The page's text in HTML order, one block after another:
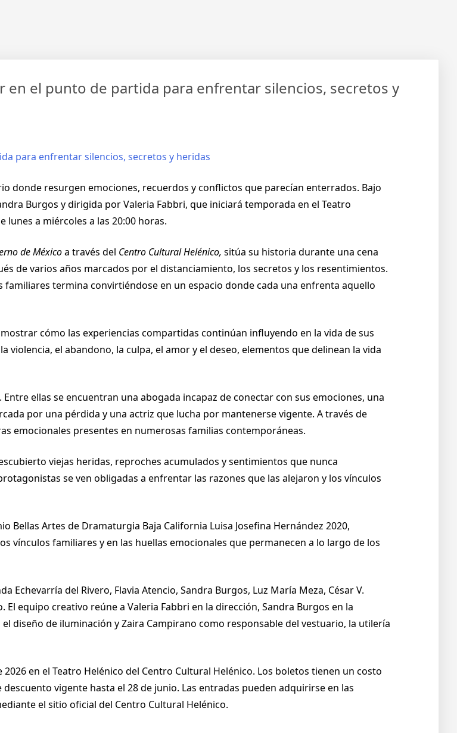
el punto de partida para enfrentar silencios, secretos y
donde resurgen emociones, recuerdos y conflictos que parecían enterrados. Bajo
Burgos y dirigida por Valeria Fabbri, que iniciará temporada en el Teatro
lunes a miércoles a las 20:00 horas.
de Méxicoa través del Centro Cultural Helénico, sitúa su historia durante una cena
de varios años marcados por el distanciamiento, los secretos y los resentimientos.
termina convirtiéndose en un espacio donde cada una enfrenta aquello
cómo las experiencias compartidas continúan influyendo en la vida de sus
el abandono, la culpa, el amor y el deseo, elementos que delinean la vida
ellas se encuentran una abogada incapaz de conectar con sus emociones, una
por una pérdida y una actriz que lucha por mantenerse vigente. A través de
emocionales presentes en numerosas familias contemporáneas.
viejas heridas, reproches acumulados y sentimientos que nunca
se ven obligadas a enfrentar las razones que las alejaron y los vínculos
Bellas Artes de Dramaturgia Baja California Luisa Josefina Hernández 2020,
vínculos familiares y en las huellas emocionales que permanecen a lo largo de los
Echevarría del Rivero, Flavia Atencio, Sandra Burgos, Luz María Meza, César V.
El equipo creativo reúne a Valeria Fabbri en la dirección, Sandra Burgos en la
diseño de iluminación y Zaira Campirano como responsable del vestuario, la utilería
en el Teatro Helénico del Centro Cultural Helénico. Los boletos tienen un costo
vigente hasta el 28 de junio. Las entradas pueden adquirirse en las
el sitio oficial del Centro Cultural Helénico.